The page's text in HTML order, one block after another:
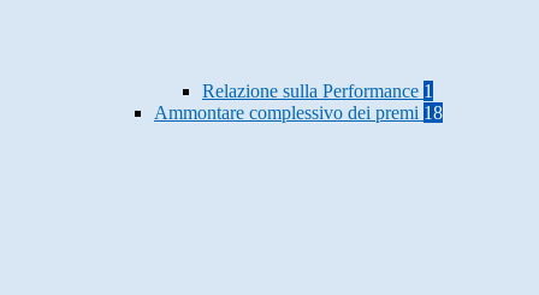
Relazione sulla Performance 1
Ammontare complessivo dei premi 18